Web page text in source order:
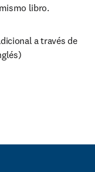
libro.
a través de